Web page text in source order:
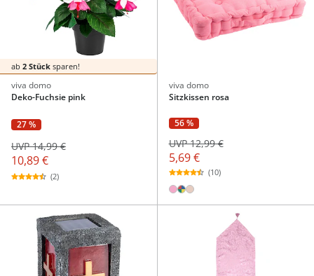
ab 2 Stück sparen!
viva domo
Deko-Fuchsie pink
27 %
10,89 €
UVP 14,99 €
(2)
viva domo
Sitzkissen rosa
56 %
5,69 €
UVP 12,99 €
(10)